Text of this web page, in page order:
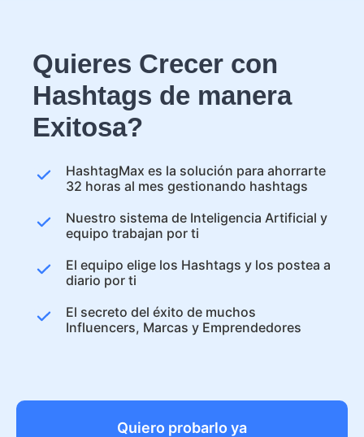
Quieres Crecer con
Hashtags de manera
Exitosa?
HashtagMax es la solución para ahorrarte
32 horas al mes gestionando hashtags
Nuestro sistema de Inteligencia Artificial y
equipo trabajan por ti
El equipo elige los Hashtags y los postea a
diario por ti
El secreto del éxito de muchos
Influencers, Marcas y Emprendedores
Quiero probarlo ya